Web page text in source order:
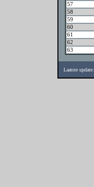
57
58
59
60
61
62
63
Laatste